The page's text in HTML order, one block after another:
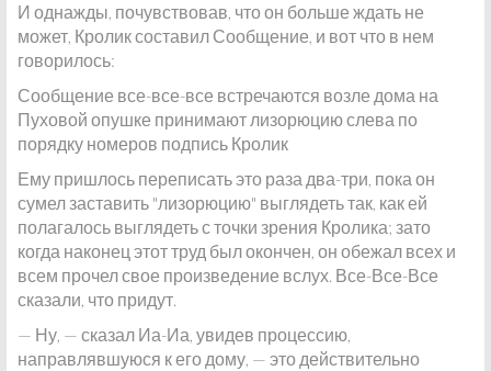
И однажды, почувствовав, что он больше ждать не
может, Кролик составил Сообщение, и вот что в нем
говорилось:
Сообщение все-все-все встречаются возле дома на
Пуховой опушке принимают лизорюцию слева по
порядку номеров подпись Кролик
Ему пришлось переписать это раза два-три, пока он
сумел заставить "лизорюцию" выглядеть так, как ей
полагалось выглядеть с точки зрения Кролика; зато
когда наконец этот труд был окончен, он обежал всех и
всем прочел свое произведение вслух. Все-Все-Все
сказали, что придут.
— Ну, — сказал Иа-Иа, увидев процессию,
направлявшуюся к его дому, — это действительно